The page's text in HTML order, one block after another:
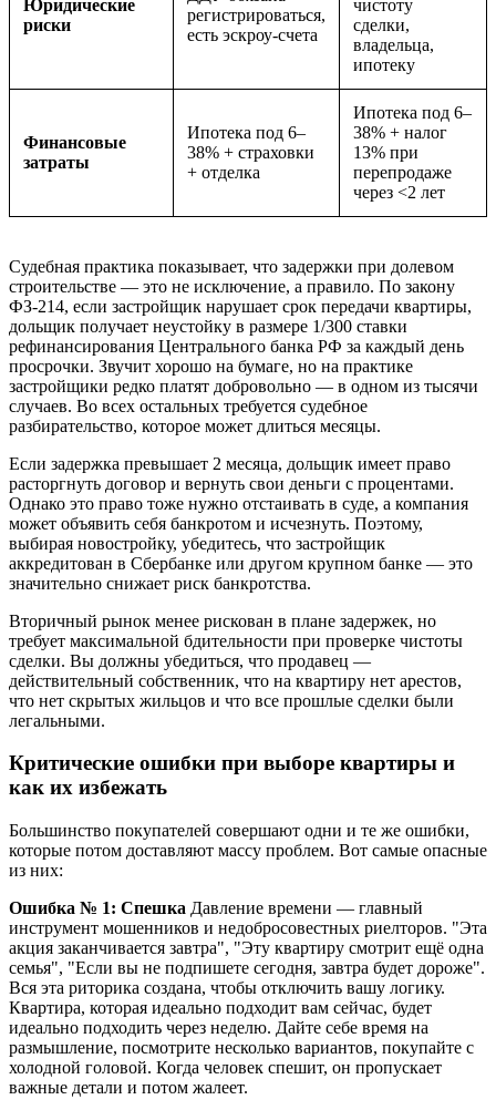
Юридические
риски
регистрироваться,
есть эскроу-счета
чистоту
сделки,
владельца,
ипотеку
Финансовые
затраты
Ипотека под 6–
38% + страховки
+ отделка
Ипотека под 6–
38% + налог
13% при
перепродаже
через <2 лет
Судебная практика показывает, что задержки при долевом
строительстве — это не исключение, а правило. По закону
ФЗ-214, если застройщик нарушает срок передачи квартиры,
дольщик получает неустойку в размере 1/300 ставки
рефинансирования Центрального банка РФ за каждый день
просрочки. Звучит хорошо на бумаге, но на практике
застройщики редко платят добровольно — в одном из тысячи
случаев. Во всех остальных требуется судебное
разбирательство, которое может длиться месяцы.
Если задержка превышает 2 месяца, дольщик имеет право
расторгнуть договор и вернуть свои деньги с процентами.
Однако это право тоже нужно отстаивать в суде, а компания
может объявить себя банкротом и исчезнуть. Поэтому,
выбирая новостройку, убедитесь, что застройщик
аккредитован в Сбербанке или другом крупном банке — это
значительно снижает риск банкротства.
Вторичный рынок менее рискован в плане задержек, но
требует максимальной бдительности при проверке чистоты
сделки. Вы должны убедиться, что продавец —
действительный собственник, что на квартиру нет арестов,
что нет скрытых жильцов и что все прошлые сделки были
легальными.
Критические ошибки при выборе квартиры и
как их избежать
Большинство покупателей совершают одни и те же ошибки,
которые потом доставляют массу проблем. Вот самые опасные
из них:
Ошибка № 1: Спешка Давление времени — главный
инструмент мошенников и недобросовестных риелторов. "Эта
акция заканчивается завтра", "Эту квартиру смотрит ещё одна
семья", "Если вы не подпишете сегодня, завтра будет дороже".
Вся эта риторика создана, чтобы отключить вашу логику.
Квартира, которая идеально подходит вам сейчас, будет
идеально подходить через неделю. Дайте себе время на
размышление, посмотрите несколько вариантов, покупайте с
холодной головой. Когда человек спешит, он пропускает
важные детали и потом жалеет.